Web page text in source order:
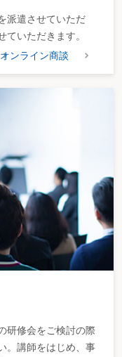
派遣させていただ
ていただきます。
オンライン商談
研修会をご検討の際
。講師をはじめ、事